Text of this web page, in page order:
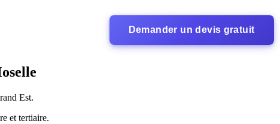
Demander un devis gratuit
Est.
et tertiaire.